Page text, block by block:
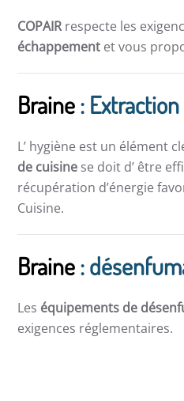
COPAIRrespecte les
échappement et vous
Braine:
L’ hygiène est un élément
de cuisine se doit d’ être
récupération d’énergie
Cuisine.
Braine:
Les équipements de
exigences réglementaires.